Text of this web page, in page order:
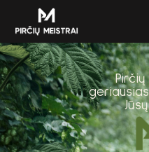
Pirčių
geriausias
Jūsų